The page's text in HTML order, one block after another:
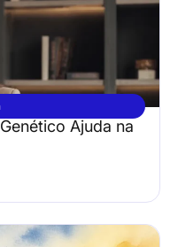
Ajuda na